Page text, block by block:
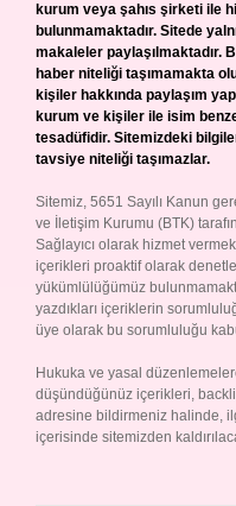
kurum veya şahıs şirketi ile
bulunmamaktadır. Sitede
makaleler paylaşılmaktadır.
haber niteliği taşımamakta
kişiler hakkında paylaşım
kurum ve kişiler ile isim
tesadüfidir. Sitemizdeki
tavsiye niteliği taşımazlar.
Sitemiz, 5651 Sayılı Kanun
ve İletişim Kurumu (BTK)
Sağlayıcı olarak hizmet
içerikleri proaktif olarak
yükümlülüğümüz
yazdıkları içeriklerin
üye olarak bu sorumluluğu
Hukuka ve yasal
düşündüğünüz içerikleri,
adresine bildirmeniz halinde,
içerisinde sitemizden